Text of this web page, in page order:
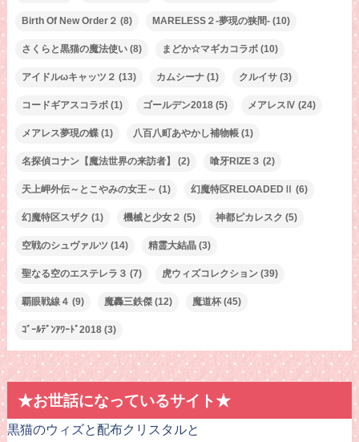
Birth Of New Order２ (8) MARELESS２-夢現の狭間-(10)
さくらと黒猫の魔法使い(8) まどか☆マギカコラボ(10)
アイドルωキャッツ２ (13) カムシーナ(1) クルイサ(3)
コードギアスコラボ(1) ゴールデン2018(5) メアレスⅣ (24)
メアレス夢現の蝶(1) 八百八町あやかし補物帳(1)
名探偵コナン【魔法世界の来訪者】 (2) 喰牙RIZE３ (2)
天上岬外伝～とこやみの女王～ (1) 幻魔特区RELOADEDⅡ (6)
幻魔特区スザク (1) 機械と少女２ (5) 神都ピカレスク (5)
空戦のシュヴァルツ (14) 精霊大結晶(3)
聖なる空のエステレラ３ (7) 虎ウィズコレクション(39)
覇眼戦線４ (9) 魔轟三鉄傑(12) 魔道杯(45)
ｺﾞｰﾙﾃﾞﾝｱﾜｰﾄﾞ2018(3)
★お世話になっているサイト★
黒猫のウィズと配布クリスタルと